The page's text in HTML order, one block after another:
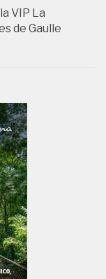
VIP La
de Gaulle